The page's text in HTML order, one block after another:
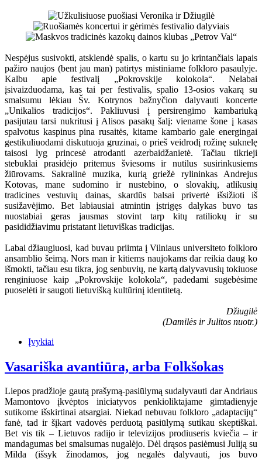
Nespėjus susivokti, atsklendė spalis, o kartu su jo krintančiais lapais
pažiro naujos (bent jau man) patirtys mistiniame folkloro pasaulyje.
Kalbu apie festivalį „Pokrovskije kolokola“. Nelabai
įsivaizduodama, kas tai per festivalis, spalio 13-osios vakarą su
smalsumu lėkiau Šv. Kotrynos bažnyčion dalyvauti koncerte
„Unikalios tradicijos“. Pakliuvusi į persirengimo kambariuką
pasijutau tarsi nukritusi į Alisos pasakų šalį: viename šone į kasas
spalvotus kaspinus pina rusaitės, kitame kambario gale energingai
gestikuliuodami diskutuoja gruzinai, o prieš veidrodį rožinę suknelę
taisosi lyg princesė atrodanti azerbaidžanietė. Tačiau tikrieji
stebuklai prasidėjo pritemus šviesoms ir nutilus susirinkusiems
žiūrovams. Sakralinė muzika, kurią griežė rylininkas Andrejus
Kotovas, mane sudomino ir nustebino, o slovakių, atlikusių
tradicines vestuvių dainas, skardūs balsai privertė išsižioti iš
susižavėjimo. Bet labiausiai atmintin įstrigęs dalykas buvo tas
nuostabiai geras jausmas stovint tarp kitų ratiliokų ir su
pasididžiavimu pristatant lietuviškas tradicijas.
Labai džiaugiuosi, kad buvau priimta į Vilniaus universiteto folkloro
ansamblio šeimą. Nors man ir kitiems naujokams dar reikia daug ko
išmokti, tačiau esu tikra, jog senbuvių, ne kartą dalyvavusių tokiuose
renginiuose kaip „Pokrovskije kolokola“, padedami sugebėsime
puoselėti ir saugoti lietuvišką kultūrinį identitetą.
Džiugilė
(Damilės ir Julitos nuotr.)
Įvykiai
Vasariška avantiūra, arba Folkšokas
Liepos pradžioje gautą prašymą-pasiūlymą sudalyvauti dar Andriaus
Mamontovo įkvėptos iniciatyvos penkioliktajame gimtadienyje
sutikome išskirtinai atsargiai. Niekad nebuvau folkloro „adaptacijų“
fanė, tad ir šįkart vadovės perduotą pasiūlymą sutikau skeptiškai.
Bet vis tik – Lietuvos radijo ir televizijos prodiuseris kviečia – ir
mandagumas bei smalsumas nugalėjo. Dėl drąsos pasiėmusi Juliją su
Milda (išsyk žinodamos, jog negalės dalyvauti, jos buvo